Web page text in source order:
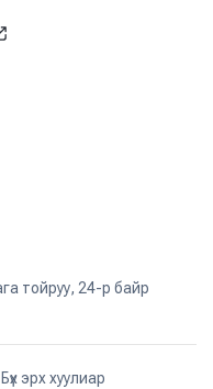
тойруу, 24-р байр
эрх хуулиар